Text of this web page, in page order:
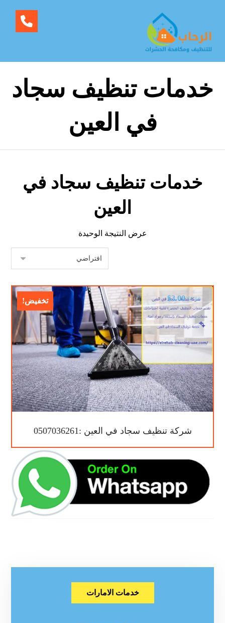
خدمات تنظيف سجاد
في العين
خدمات تنظيف سجاد في
العين
عرض النتيجة الوحيدة
تخفيض!
شركة تنظيف سجاد في العين :0507036261
$5.00
$3.00
خدمات الامارات